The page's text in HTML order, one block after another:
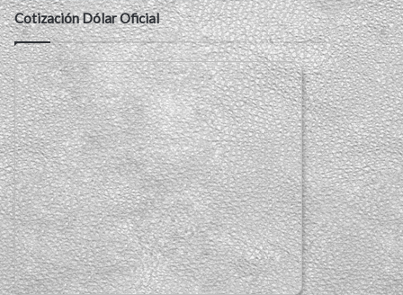
Cotización Dólar Oficial